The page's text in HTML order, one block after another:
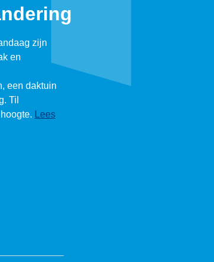
zijn
en
een daktuin
Til
Lees